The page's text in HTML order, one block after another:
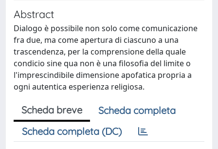
Abstract
Dialogo è possibile non solo come comunicazione
fra due, ma come apertura di ciascuno a una
trascendenza, per la comprensione della quale
condicio sine qua non è una filosofia del limite o
l'imprescindibile dimensione apofatica propria a
ogni autentica esperienza religiosa.
Scheda breve
Scheda completa
Scheda completa (DC)